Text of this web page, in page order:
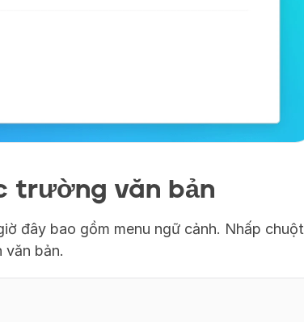
trường văn bản
đây bao gồm menu ngữ cảnh. Nhấp chuột
văn bản.